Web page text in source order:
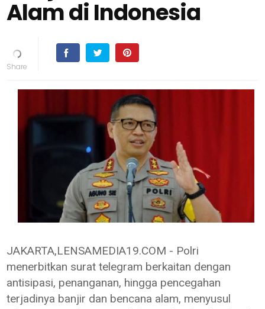
Alam di Indonesia
JAKARTA,LENSAMEDIA19.COM - Polri
menerbitkan surat telegram berkaitan dengan
antisipasi, penanganan, hingga pencegahan
terjadinya banjir dan bencana alam, menyusul